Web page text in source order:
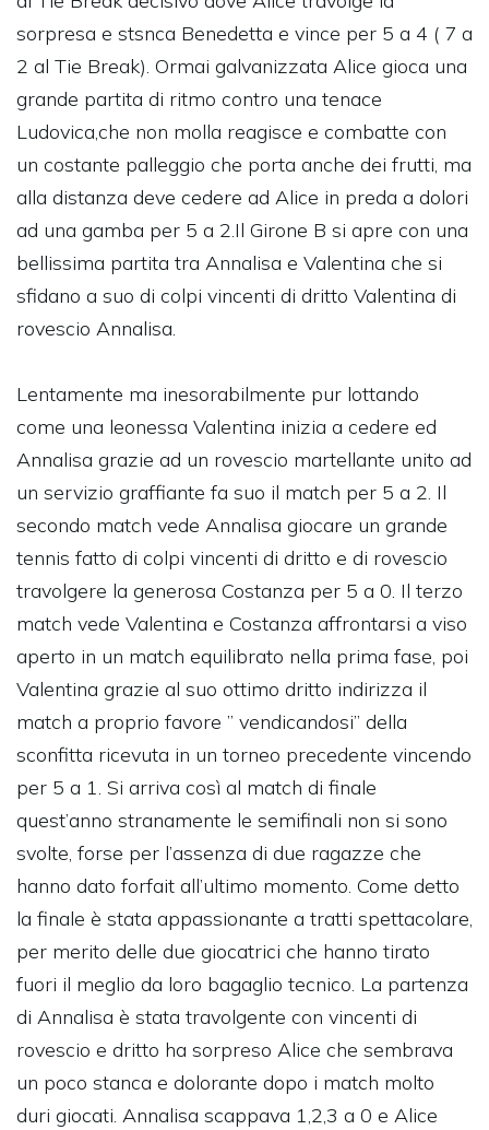
sorpresa e stsnca Benedetta e vince per 5 a 4 ( 7 a
2 al Tie Break). Ormai galvanizzata Alice gioca una
grande partita di ritmo contro una tenace
Ludovica,che non molla reagisce e combatte con
un costante palleggio che porta anche dei frutti, ma
alla distanza deve cedere ad Alice in preda a dolori
ad una gamba per 5 a 2.Il Girone B si apre con una
bellissima partita tra Annalisa e Valentina che si
sfidano a suo di colpi vincenti di dritto Valentina di
rovescio Annalisa.
Lentamente ma inesorabilmente pur lottando
come una leonessa Valentina inizia a cedere ed
Annalisa grazie ad un rovescio martellante unito ad
un servizio graffiante fa suo il match per 5 a 2. Il
secondo match vede Annalisa giocare un grande
tennis fatto di colpi vincenti di dritto e di rovescio
travolgere la generosa Costanza per 5 a 0. Il terzo
match vede Valentina e Costanza affrontarsi a viso
aperto in un match equilibrato nella prima fase, poi
Valentina grazie al suo ottimo dritto indirizza il
match a proprio favore ” vendicandosi” della
sconfitta ricevuta in un torneo precedente vincendo
per 5 a 1. Si arriva così al match di finale
quest’anno stranamente le semifinali non si sono
svolte, forse per l’assenza di due ragazze che
hanno dato forfait all’ultimo momento. Come detto
la finale è stata appassionante a tratti spettacolare,
per merito delle due giocatrici che hanno tirato
fuori il meglio da loro bagaglio tecnico. La partenza
di Annalisa è stata travolgente con vincenti di
rovescio e dritto ha sorpreso Alice che sembrava
un poco stanca e dolorante dopo i match molto
duri giocati. Annalisa scappava 1,2,3 a 0 e Alice